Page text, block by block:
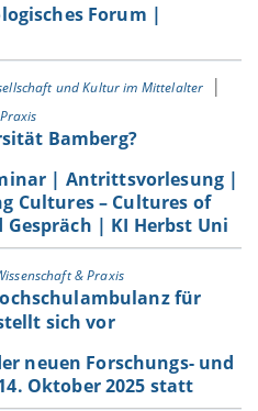
Forum |
und Kultur im Mittelalter
Bamberg?
| Antrittsvorlesung |
Cultures – Cultures of
| KI Herbst Uni
& Praxis
für
sich vor
neuen Forschungs- und
Oktober 2025 statt